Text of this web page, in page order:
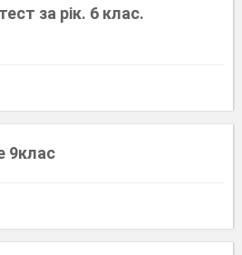
за рік. 6 клас.
9клас